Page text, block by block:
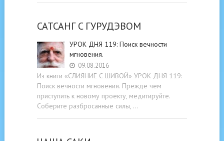
САТСАНГ C ГУРУДЭВОМ
УРОК ДНЯ 119: Поиск вечности
мгновения.
09.08.2016
Из книги «СЛИЯНИЕ С ШИВОЙ» УРОК ДНЯ 119:
Поиск вечности мгновения. Прежде чем
приступить к новому проекту, медитируйте.
Соберите разбросанные силы, …